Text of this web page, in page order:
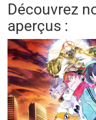
Découvrez
aperçus :